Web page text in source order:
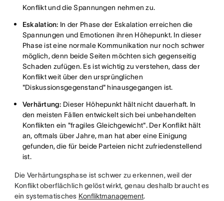
Konflikt und die Spannungen nehmen zu.
Eskalation: In der Phase der Eskalation erreichen die
Spannungen und Emotionen ihren Höhepunkt. In dieser
Phase ist eine normale Kommunikation nur noch schwer
möglich, denn beide Seiten möchten sich gegenseitig
Schaden zufügen. Es ist wichtig zu verstehen, dass der
Konflikt weit über den ursprünglichen
"Diskussionsgegenstand" hinausgegangen ist.
Verhärtung: Dieser Höhepunkt hält nicht dauerhaft. In
den meisten Fällen entwickelt sich bei unbehandelten
Konflikten ein "fragiles Gleichgewicht". Der Konflikt hält
an, oftmals über Jahre, man hat aber eine Einigung
gefunden, die für beide Parteien nicht zufriedenstellend
ist.
Die Verhärtungsphase ist schwer zu erkennen, weil der
Konflikt oberflächlich gelöst wirkt, genau deshalb braucht es
ein systematisches Konfliktmanagement.